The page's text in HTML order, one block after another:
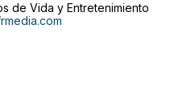
de Vida y Entretenimiento